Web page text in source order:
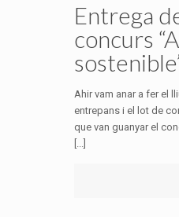
Entrega
concurs
Ahir vam anar a fer el
entrepans i el lot de
que van guanyar el
[...]